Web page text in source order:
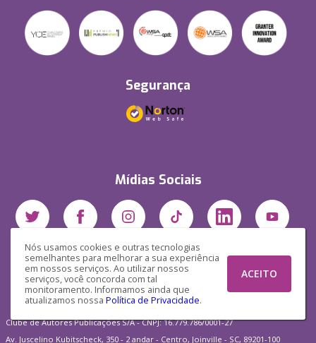
Nós usamos cookies e outras tecnologias
semelhantes para melhorar a sua experiência
em nossos serviços. Ao utilizar nossos
serviços, você concorda com tal
monitoramento. Informamos ainda que
atualizamos nossa Política de Privacidade.
ACEITO
Segurança
Mídias Sociais
Clube de Autores Publicações S/A - CNPJ: 16.779.786/0001-27
Av. Juscelino Kubitscheck, 350 - 2 andar - Centro, Joinville - SC, 89201-100